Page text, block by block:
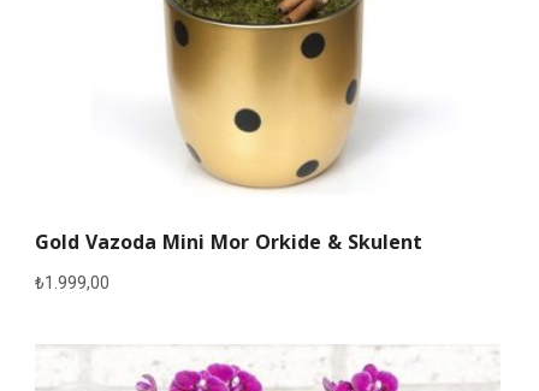
Gold Vazoda Mini Mor Orkide & Skulent
₺1.999,00